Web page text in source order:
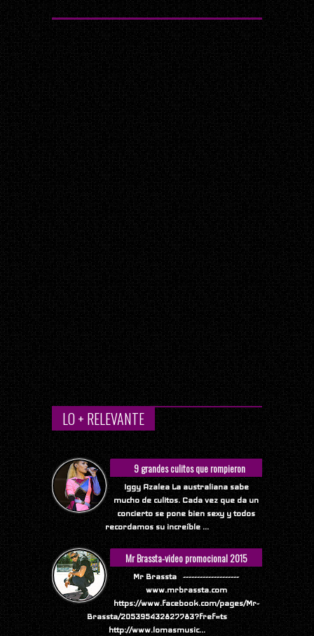
LO + RELEVANTE
9 grandes culitos que rompieron
Internet
Iggy Azalea La australiana sabe
mucho de culitos. Cada vez que da un
concierto se pone bien sexy y todos
recordamos su increíble ...
Mr Brassta-video promocional 2015
Mr Brassta --------------------
www.mrbrassta.com
https://www.facebook.com/pages/Mr-
Brassta/205395432827783?fref=ts
http://www.lomasmusic...